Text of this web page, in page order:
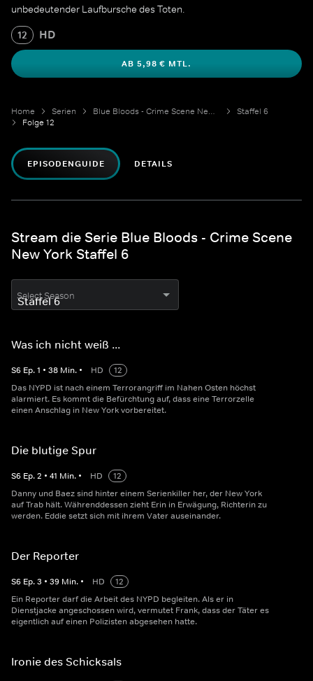
unbedeutender Laufbursche des Toten.
12 HD
AB 5,98 € MTL.
Home Serien Blue Bloods - Crime Scene New York
Staffel 6
Folge 12
EPISODENGUIDE DETAILS
Stream die Serie Blue Bloods - Crime Scene
New York Staffel 6
Select Season
Was ich nicht weiß ...
S6 Ep.1 • 38 Min. • HD
12
Das NYPD ist nach einem Terrorangriff im Nahen Osten höchst
alarmiert. Es kommt die Befürchtung auf, dass eine Terrorzelle
einen Anschlag in New York vorbereitet.
Die blutige Spur
S6 Ep.2 • 41 Min. • HD
12
Danny und Baez sind hinter einem Serienkiller her, der New York
auf Trab hält. Währenddessen zieht Erin in Erwägung, Richterin zu
werden. Eddie setzt sich mit ihrem Vater auseinander.
Der Reporter
S6 Ep.3 • 39 Min. • HD
12
Ein Reporter darf die Arbeit des NYPD begleiten. Als er in
Dienstjacke angeschossen wird, vermutet Frank, dass der Täter es
eigentlich auf einen Polizisten abgesehen hatte.
Ironie des Schicksals